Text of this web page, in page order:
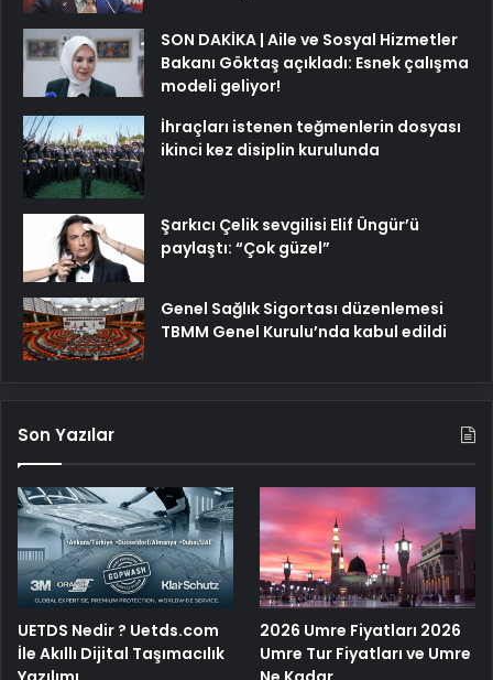
SON DAKİKA | Aile ve Sosyal Hizmetler
Bakanı Göktaş açıkladı: Esnek çalışma
modeli geliyor!
İhraçları istenen teğmenlerin dosyası
ikinci kez disiplin kurulunda
Şarkıcı Çelik sevgilisi Elif Üngür’ü
paylaştı: “Çok güzel”
Genel Sağlık Sigortası düzenlemesi
TBMM Genel Kurulu’nda kabul edildi
Son Yazılar
UETDS Nedir ? Uetds.com
İle Akıllı Dijital Taşımacılık
2026 Umre Fiyatları 2026
Umre Tur Fiyatları ve Umre